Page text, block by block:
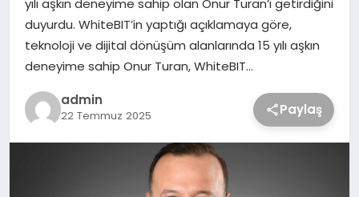
duyurdu. WhiteBIT’in yaptığı açıklamaya göre,
teknoloji ve dijital dönüşüm alanlarında 15 yılı aşkın
deneyime sahip Onur Turan, WhiteBIT…
admin
22 Temmuz 2025 Paylaş